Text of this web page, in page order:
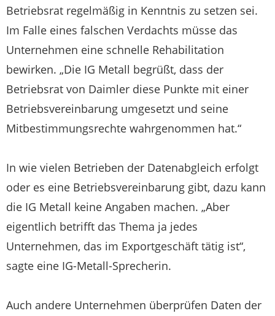
Betriebsrat regelmäßig in Kenntnis zu setzen sei.
Im Falle eines falschen Verdachts müsse das
Unternehmen eine schnelle Rehabilitation
bewirken. „Die IG Metall begrüßt, dass der
Betriebsrat von Daimler diese Punkte mit einer
Betriebsvereinbarung umgesetzt und seine
Mitbestimmungsrechte wahrgenommen hat.“
In wie vielen Betrieben der Datenabgleich erfolgt
oder es eine Betriebsvereinbarung gibt, dazu kann
die IG Metall keine Angaben machen. „Aber
eigentlich betrifft das Thema ja jedes
Unternehmen, das im Exportgeschäft tätig ist“,
sagte eine IG-Metall-Sprecherin.
Auch andere Unternehmen überprüfen Daten der